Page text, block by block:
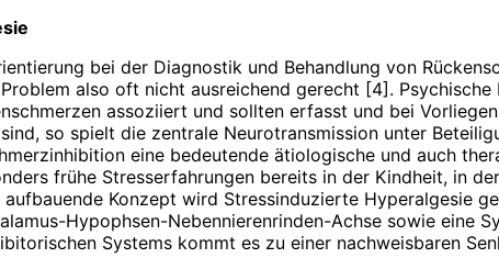
bei der Diagnostik und Behandlung von
also oft nicht ausreichend gerecht [4].
assoziiert und sollten erfasst und bei
so spielt die zentrale Neurotransmission unter
eine bedeutende ätiologische und auch
frühe Stresserfahrungen ­bereits in der Kindheit, in
aufbauende Konzept wird Stressinduzierte Hyperalgesie
Hypophsen-Nebennierenrinden-Achse sowie eine
Systems kommt es zu einer nachweisbaren